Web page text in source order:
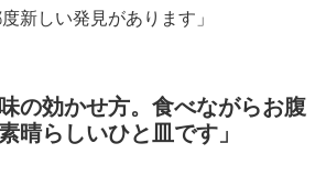
新しい発見があります」
の効かせ方。食べながらお腹
晴らしいひと皿です」